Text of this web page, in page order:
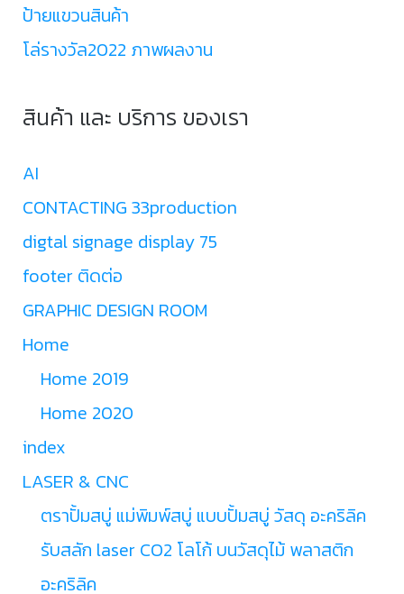
ป้ายแขวนสินค้า
โล่รางวัล2022 ภาพผลงาน
สินค้า และ บริการ ของเรา
AI
CONTACTING 33production
digtal signage display 75
footer ติดต่อ
GRAPHIC DESIGN ROOM
Home
Home 2019
Home 2020
index
LASER & CNC
ตราปั้มสบู่ แม่พิมพ์สบู่ แบบปั้มสบู่ วัสดุ อะคริลิค
รับสลัก laser CO2 โลโก้ บนวัสดุไม้ พลาสติก
อะคริลิค